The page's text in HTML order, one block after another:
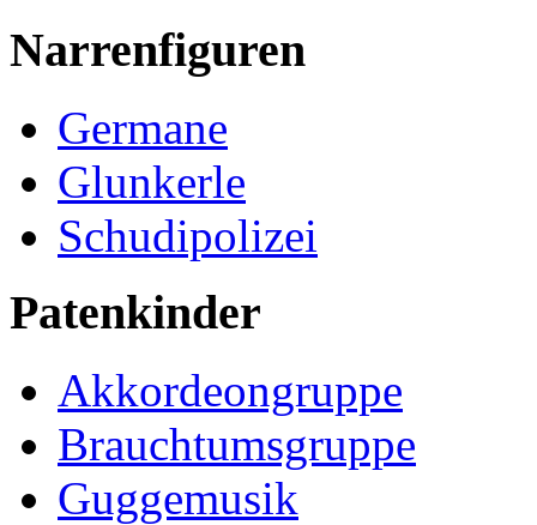
Narrenfiguren
Germane
Glunkerle
Schudipolizei
Patenkinder
Akkordeongruppe
Brauchtumsgruppe
Guggemusik